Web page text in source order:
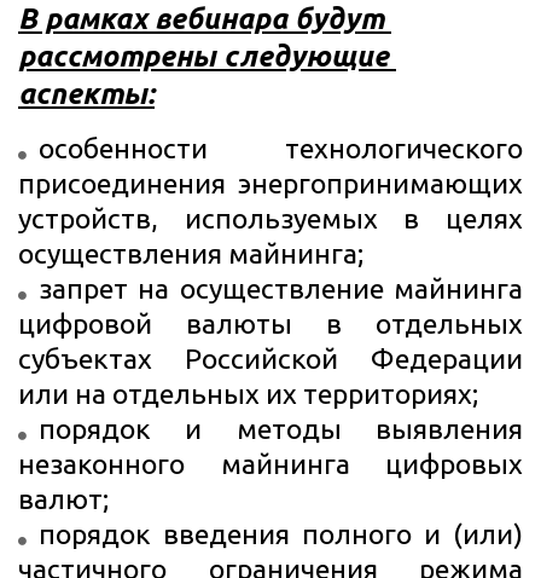
В рамках вебинара будут
рассмотрены следующие
аспекты:
особенности технологического
присоединения энергопринимающих
устройств, используемых в целях
осуществления майнинга;
запрет на осуществление майнинга
цифровой валюты в отдельных
субъектах Российской Федерации
или на отдельных их территориях;
порядок и методы выявления
незаконного майнинга цифровых
валют;
порядок введения полного и (или)
частичного ограничения режима